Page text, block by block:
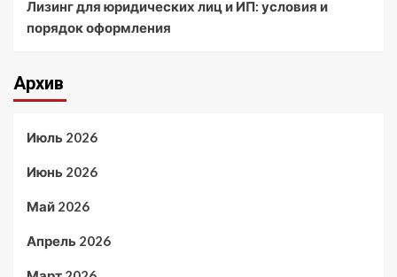
Лизинг для юридических лиц и ИП: условия и
порядок оформления
Архив
Июль 2026
Июнь 2026
Май 2026
Апрель 2026